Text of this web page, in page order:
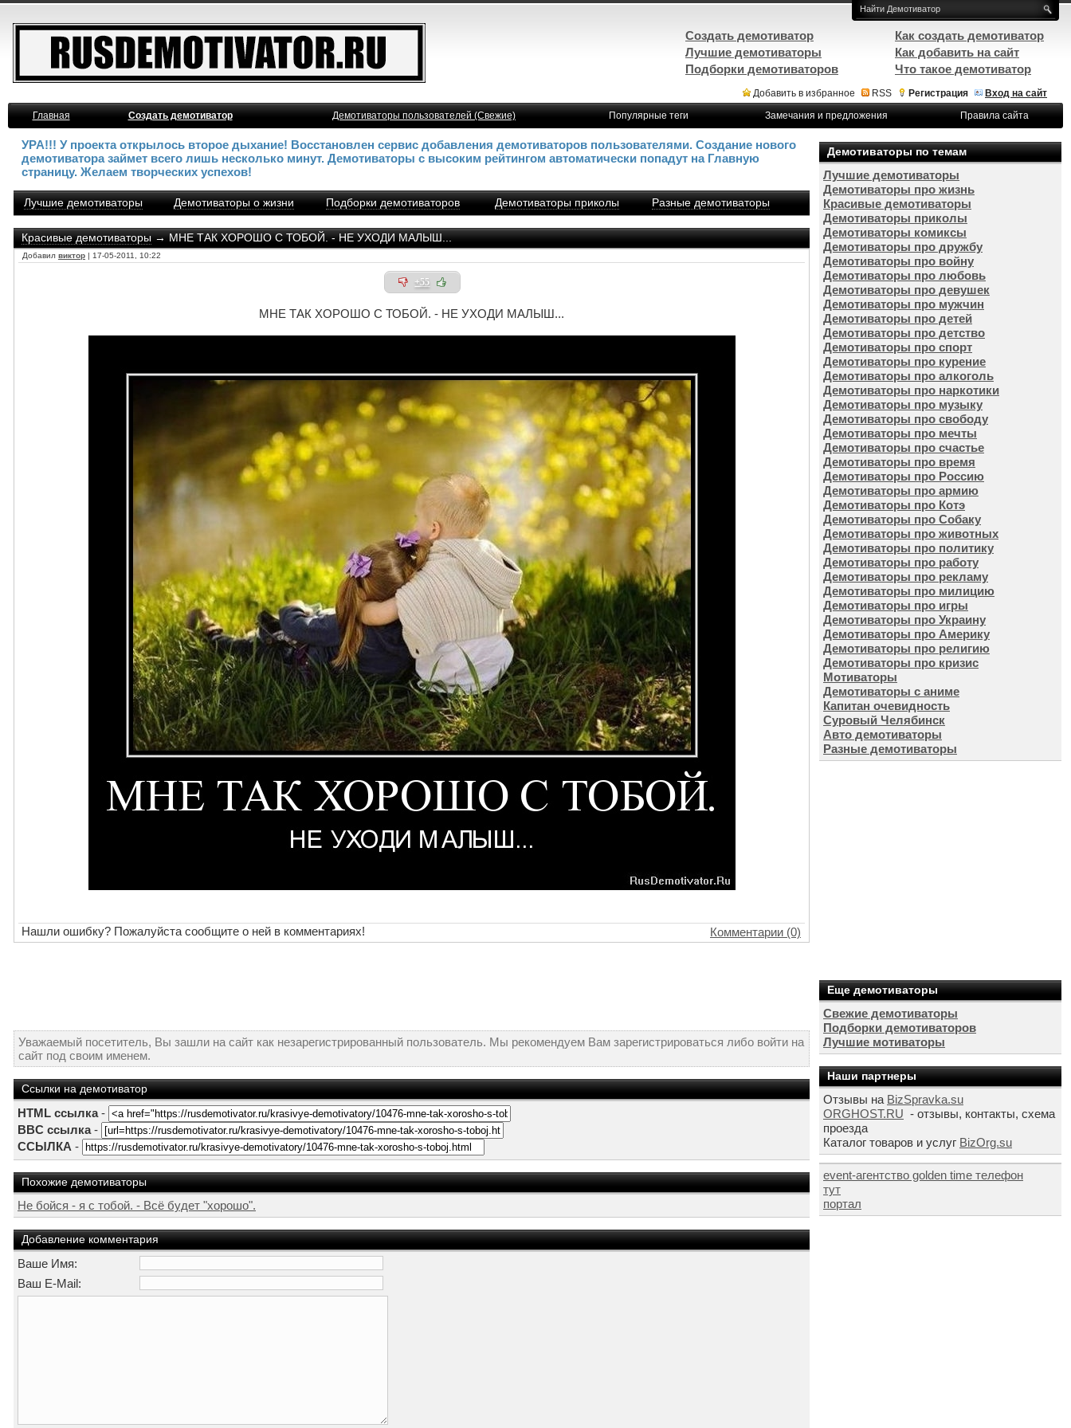
Добавить в избранное RSS Регистрация
Вход на сайт
Главная
Создать демотиватор Демотиваторы пользователей (Свежие) Популярные теги Замечания и предложения Правила сайта
УРА!!! У проекта открылось второе дыхание! Восстановлен сервис добавления демотиваторов пользователями. Создание нового
демотиватора займет всего лишь несколько минут. Демотиваторы с высоким рейтингом автоматически попадут на Главную
страницу. Желаем творческих успехов!
Лучшие демотиваторы Демотиваторы о жизни Подборки демотиваторов Демотиваторы приколы Разные демотиваторы
Красивые демотиваторы→ МНЕ ТАК ХОРОШО С ТОБОЙ. - НЕ УХОДИ МАЛЫШ...
Добавил виктор | 17-05-2011, 10:22
+55
МНЕ ТАК ХОРОШО С ТОБОЙ. - НЕ УХОДИ МАЛЫШ...
Нашли ошибку? Пожалуйста сообщите о ней в комментариях! Комментарии (0)
Уважаемый посетитель, Вы зашли на сайт как незарегистрированный пользователь. Мы рекомендуем Вам зарегистрироваться либо войти на
сайт под своим именем.
Ссылки на демотиватор
HTML ссылка-
BBC ссылка-
ССЫЛКА -
Похожие демотиваторы
Не бойся - я с тобой. - Всё будет "хорошо".
Добавление комментария
Ваше Имя:
Ваш E-Mail:
Демотиваторы по темам
Лучшие демотиваторы
Демотиваторы про жизнь
Красивые демотиваторы
Демотиваторы приколы
Демотиваторы комиксы
Демотиваторы про дружбу
Демотиваторы про войну
Демотиваторы про любовь
Демотиваторы про девушек
Демотиваторы про мужчин
Демотиваторы про детей
Демотиваторы про детство
Демотиваторы про спорт
Демотиваторы про курение
Демотиваторы про алкоголь
Демотиваторы про наркотики
Демотиваторы про музыку
Демотиваторы про свободу
Демотиваторы про мечты
Демотиваторы про счастье
Демотиваторы про время
Демотиваторы про Россию
Демотиваторы про армию
Демотиваторы про Котэ
Демотиваторы про Собаку
Демотиваторы про животных
Демотиваторы про политику
Демотиваторы про работу
Демотиваторы про рекламу
Демотиваторы про милицию
Демотиваторы про игры
Демотиваторы про Украину
Демотиваторы про Америку
Демотиваторы про религию
Демотиваторы про кризис
Мотиваторы
Демотиваторы с аниме
Капитан очевидность
Суровый Челябинск
Авто демотиваторы
Разные демотиваторы
Еще демотиваторы
Свежие демотиваторы
Подборки демотиваторов
Лучшие мотиваторы
Наши партнеры
Отзывы на BizSpravka.su
ORGHOST.RU - отзывы, контакты, схема
проезда
Каталог товаров и услуг BizOrg.su
event-агентство golden time телефон
тут
портал
Создать демотиватор
Лучшие демотиваторы
Подборки демотиваторов
Как создать демотиватор
Как добавить на сайт
Что такое демотиватор